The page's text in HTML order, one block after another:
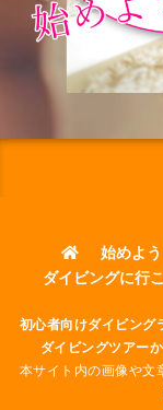
始めよ
ダイビングに行
初心者向けダイビング
ダイビングツアー
本サイト内の画像や文